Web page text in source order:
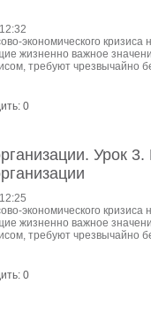
экономического
жизненно важное
требуют чрезвычайно
0
Урок
экономического
жизненно важное
требуют чрезвычайно
0